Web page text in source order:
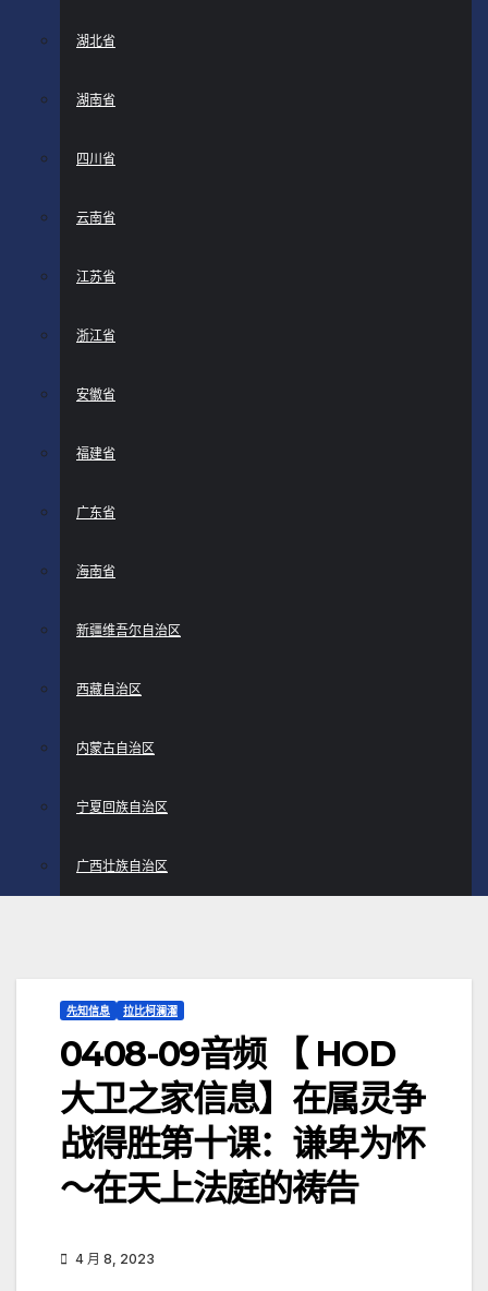
湖北省
湖南省
四川省
云南省
江苏省
浙江省
安徽省
福建省
广东省
海南省
新疆维吾尔自治区
西藏自治区
内蒙古自治区
宁夏回族自治区
广西壮族自治区
先知信息 拉比柯澜濯
0408-09音频 【 HOD
大卫之家信息】在属灵争
战得胜第十课：谦卑为怀
～在天上法庭的祷告
4 月 8, 2023